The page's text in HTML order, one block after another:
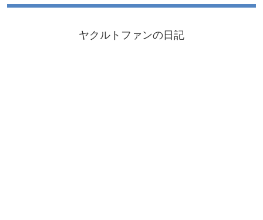
ヤクルトファンの日記